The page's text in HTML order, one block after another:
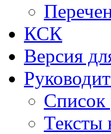
КСК
Версия
Список
Тексты